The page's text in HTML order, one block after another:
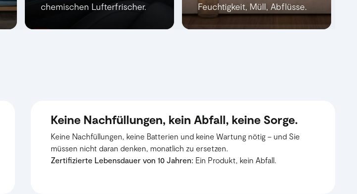
chemischen Lufterfrischer.
Feuchtigkeit, Müll, Abflüsse.
Keine Nachfüllungen, kein Abfall, keine Sorge.
Keine Nachfüllungen, keine Batterien und keine Wartung nötig – und Sie
müssen nicht daran denken, monatlich zu ersetzen.
Zertifizierte Lebensdauer von 10 Jahren: Ein Produkt, kein Abfall.